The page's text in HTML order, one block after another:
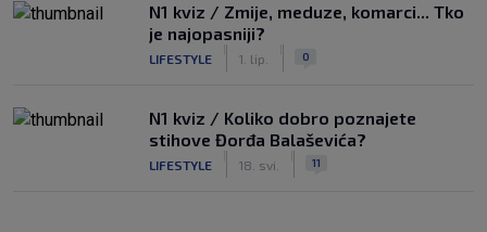
N1 kviz / Zmije, meduze, komarci... Tko
je najopasniji?
LIFESTYLE 1. lip. 0
N1 kviz / Koliko dobro poznajete
stihove Đorđa Balaševića?
LIFESTYLE 18. svi. 11